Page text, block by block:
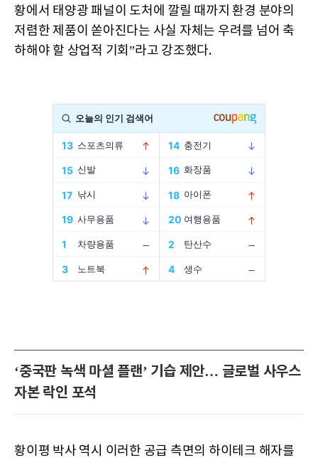
황에서 태양광 패널이 도처에 깔릴 때까지 환경 분야의
저렴한 제품이 쏟아진다는 사실 자체는 우려를 넘어 축
하해야 할 상업적 기회”라고 강조했다.
‘중국판 녹색 마셜 플랜’ 기습 제안… 글로벌 사우스
자본 락인 포석
황이평 박사 역시 이러한 공급 측면의 하이테크 해자를